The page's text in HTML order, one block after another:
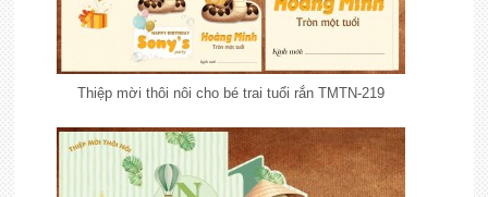
Thiệp mời thôi nôi cho bé trai tuổi rắn TMTN-219